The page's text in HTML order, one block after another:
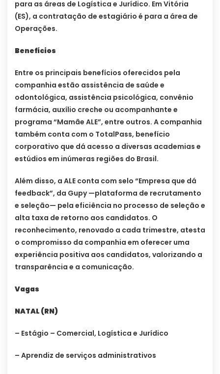
para as áreas de Logística e Jurídico. Em Vitória
(ES), a contratação de estagiário é para a área de
Operações.
Benefícios
Entre os principais benefícios oferecidos pela
companhia estão assistência de saúde e
odontológica, assistência psicológica, convênio
farmácia, auxílio creche ou acompanhante e
programa “Mamãe ALE”, entre outros. A companhia
também conta com o TotalPass, benefício
corporativo que dá acesso a diversas academias e
estúdios em inúmeras regiões do Brasil.
Além disso, a ALE conta com selo “Empresa que dá
feedback”, da Gupy —plataforma de recrutamento
e seleção— pela eficiência no processo de seleção e
alta taxa de retorno aos candidatos. O
reconhecimento, renovado a cada trimestre, atesta
o compromisso da companhia em oferecer uma
experiência positiva aos candidatos, valorizando a
transparência e a comunicação.
Vagas
NATAL (RN)
– Estágio – Comercial, Logística e Jurídico
– Aprendiz de serviços administrativos